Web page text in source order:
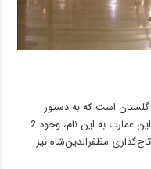
گلستان است که به دستور
فتحعلی‌شاه قاجار ساخته شد. دلیل نامگذاری این عمارت به این نام، وجود 2
مظفرالدین‌شاه نیز